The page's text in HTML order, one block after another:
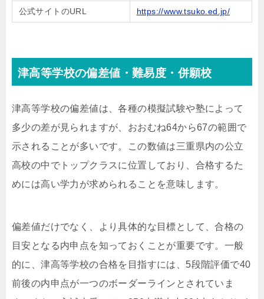
公式サイトのURL https://www.tsuko.ed.jp/
津高等学校の偏差値・難易度・併願校
津高等学校の偏差値は、各種の模擬試験や塾によって
多少の差が見られますが、おおむね64から67の範囲で
示されることが多いです。この数値は三重県内の公立
高校の中でトップクラスに位置しており、合格するた
めには高い学力が求められることを意味します。
偏差値だけでなく、より具体的な目標として、合格の
目安となる内申点を知っておくことが重要です。一般
的に、津高等学校の合格を目指すには、5段階評価で40
前後の内申点が一つのボーダーラインとされていま